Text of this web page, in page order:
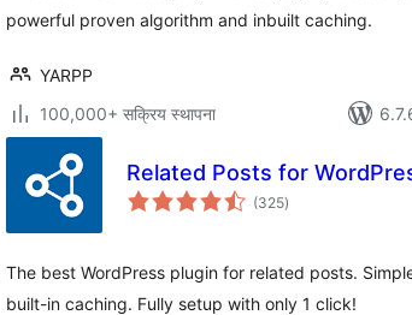
powerful proven algorithm and inbuilt caching.
YARPP
100,000+ सक्रिय स्थापना
Related Posts for
(325कुल
रेटिङ्गहरू
)
The best WordPress plugin for related posts.
built-in caching. Fully setup with only 1 click!